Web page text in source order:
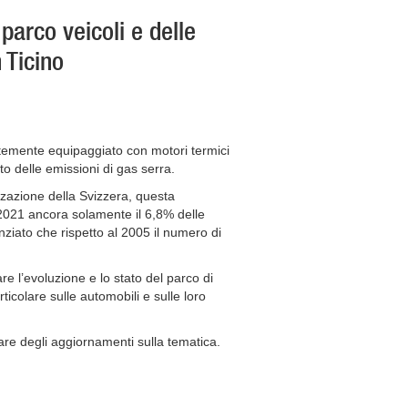
veicoli e delle
equipaggiato con motori termici
delle emissioni di gas serra.
della Svizzera, questa
ancora solamente il 6,8% delle
che rispetto al 2005 il numero di
l’evoluzione e lo stato del parco di
sulle automobili e sulle loro
degli aggiornamenti sulla tematica.